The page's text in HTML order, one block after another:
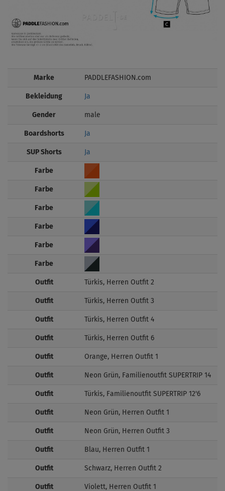
Marke PADDLEFASHION.com
Bekleidung Ja
Gender male
Boardshorts Ja
SUP Shorts Ja
Farbe
Farbe
Farbe
Farbe
Farbe
Farbe
Outfit Türkis, Herren Outfit 2
Outfit Türkis, Herren Outfit 3
Outfit Türkis, Herren Outfit 4
Outfit Türkis, Herren Outfit 6
Outfit Orange, Herren Outfit 1
Outfit Neon Grün, Familienoutfit SUPERTRIP 14
Outfit Türkis, Familienoutfit SUPERTRIP 12'6
Outfit Neon Grün, Herren Outfit 1
Outfit Neon Grün, Herren Outfit 3
Outfit Blau, Herren Outfit 1
Outfit Schwarz, Herren Outfit 2
Outfit Violett, Herren Outfit 1